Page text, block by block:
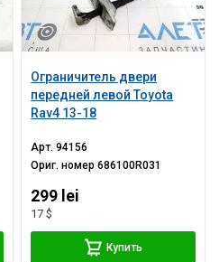
Ограничитель двери
передней левой Toyota
Rav4 13-18
Арт.94156
Ориг. номер686100R031
299 lei
17 $
Купить